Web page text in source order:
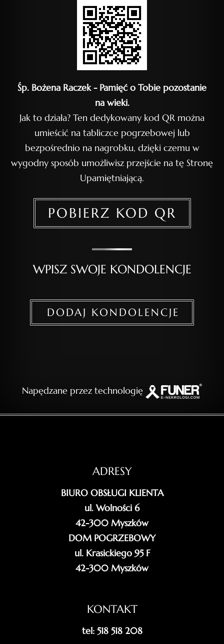
Śp. Bożena Raczek - Pamięć o Tobie pozostanie
na wieki.
Jak to działa? Ten dedykowany kod QR można
umieścić na tabliczce pogrzebowej lub
bezpośrednio na nagrobku, dzięki czemu w
wygodny sposób umożliwisz przejście na tę Stronę
Upamiętniającą.
POBIERZ KOD QR
WPISZ SWOJE KONDOLENCJE
DODAJ KONDOLENCJE
Napędzane przez technologię
ADRESY
BIURO OBSŁUGI KLIENTA
ul. Wolności 6
42-300 Myszków
DOM POGRZEBOWY
ul. Krasickiego 95 F
42-300 Myszków
KONTAKT
tel: 518 518 208